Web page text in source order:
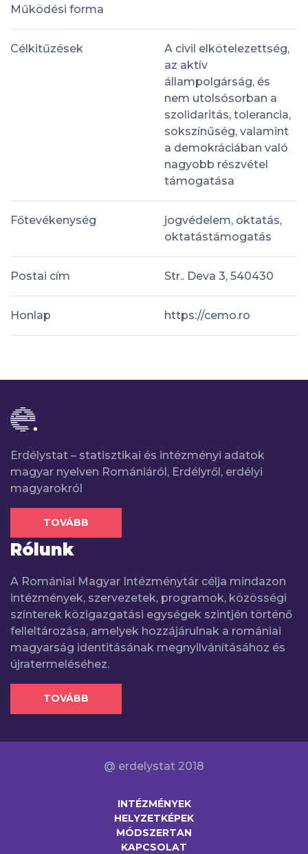
Működési forma
Célkitűzések
A civil elkötelezettség,
az aktív
állampolgárság, és
nem utolsósorban a
szolidaritás, tolerancia,
sokszínűség, valamint
a demokráciában való
nagyobb részvétel
támogatása
Főtevékenység
jogvédelem, oktatás,
oktatástámogatás
Postai cím Str.. Deva 3, 540430
Honlap https://cemo.ro
Erdélystat – statisztikai és intézményi adatok
magyar nyelven Romániáról, Erdélyről, erdélyi
magyarokról
TOVÁBB
Rólunk
A Romániai Magyar Intézménytár célja mindazon
intézmények, szervezetek, programok, közösségi
színterek közigazgatási egységek szintjén történő
felleltározása, amelyek hozzájárulnak a romániai
magyarság identitásának megnyilvánításához és
újratermeléséhez.
TOVÁBB
@ erdelystat 2018
INTÉZMÉNYEK
HELYZETKÉPEK
MÓDSZERTAN
KAPCSOLAT